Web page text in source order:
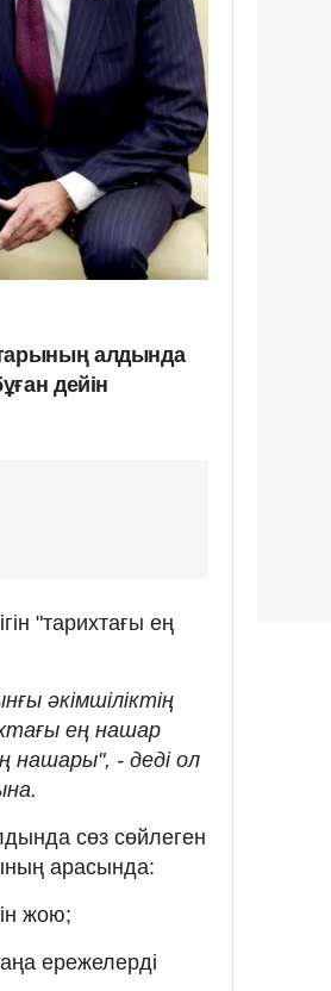
алдында
дейін
"тарихтағы ең
әкімшіліктің
ең нашар
нашары", - деді ол
сөз сөйлеген
арасында:
жою;
ережелерді